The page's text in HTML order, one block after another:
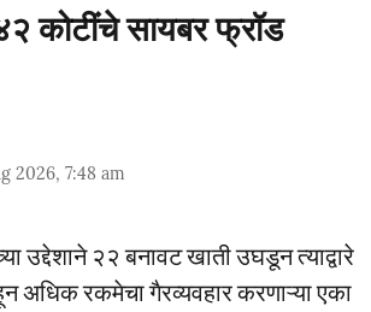
कोटींचे सायबर फ्रॉड
2026, 7:48 am
उद्देशाने २२ बनावट खाती उघडून त्याद्वारे
अधिक रकमेचा गैरव्यवहार करणाऱ्या एका